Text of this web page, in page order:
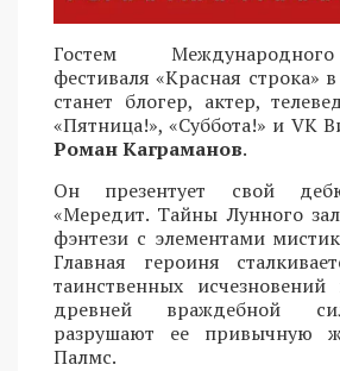
Гостем
фестиваля «Красная строка»
станет блогер, актер,
«Пятница!», «Суббота!» и VK
Роман Каграманов.
Он презентует свой
«Мередит. Тайны Лунного
фэнтези с элементами
Главная героиня
таинственных
древней враждебной
разрушают ее привычную
Палмс.